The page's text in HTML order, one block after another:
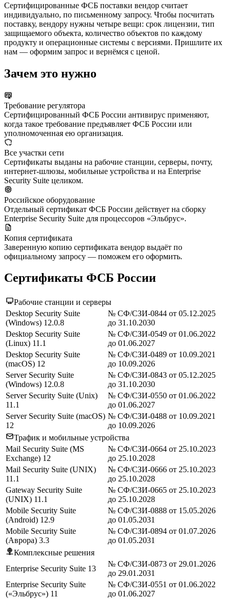
Сертифицированные ФСБ поставки вендор считает
индивидуально, по письменному запросу. Чтобы посчитать
поставку, вендору нужны четыре вещи: срок лицензии, тип
защищаемого объекта, количество объектов по каждому
продукту и операционные системы с версиями. Пришлите их
нам — оформим запрос и вернёмся с ценой.
Зачем это нужно
Требование регулятора
Сертифицированный ФСБ России антивирус применяют,
когда такое требование предъявляет ФСБ России или
уполномоченная ею организация.
Все участки сети
Сертификаты выданы на рабочие станции, серверы, почту,
интернет-шлюзы, мобильные устройства и на Enterprise
Security Suite целиком.
Российское оборудование
Отдельный сертификат ФСБ России действует на сборку
Enterprise Security Suite для процессоров «Эльбрус».
Копия сертификата
Заверенную копию сертификата вендор выдаёт по
официальному запросу — поможем его оформить.
Сертификаты ФСБ России
Рабочие станции и серверы
Desktop Security Suite
(Windows) 12.0.8
№ СФ/СЗИ-0844 от 05.12.2025
до 31.10.2030
Desktop Security Suite
(Linux) 11.1
№ СФ/СЗИ-0549 от 01.06.2022
до 01.06.2027
Desktop Security Suite
(macOS) 12
№ СФ/СЗИ-0489 от 10.09.2021
до 10.09.2026
Server Security Suite
(Windows) 12.0.8
№ СФ/СЗИ-0843 от 05.12.2025
до 31.10.2030
Server Security Suite (Unix)
11.1
№ СФ/СЗИ-0550 от 01.06.2022
до 01.06.2027
Server Security Suite (macOS)
12
№ СФ/СЗИ-0488 от 10.09.2021
до 10.09.2026
Трафик и мобильные устройства
Mail Security Suite (MS
Exchange) 12
№ СФ/СЗИ-0664 от 25.10.2023
до 25.10.2028
Mail Security Suite (UNIX)
11.1
№ СФ/СЗИ-0666 от 25.10.2023
до 25.10.2028
Gateway Security Suite
(UNIX) 11.1
№ СФ/СЗИ-0665 от 25.10.2023
до 25.10.2028
Mobile Security Suite
(Android) 12.9
№ СФ/СЗИ-0888 от 15.05.2026
до 01.05.2031
Mobile Security Suite
(Аврора) 3.3
№ СФ/СЗИ-0894 от 01.07.2026
до 01.05.2031
Комплексные решения
Enterprise Security Suite 13
№ СФ/СЗИ-0873 от 29.01.2026
до 29.01.2031
Enterprise Security Suite
(«Эльбрус») 11
№ СФ/СЗИ-0551 от 01.06.2022
до 01.06.2027